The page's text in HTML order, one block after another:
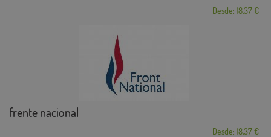
Desde: 18,37 €
frente nacional
Desde: 18,37 €